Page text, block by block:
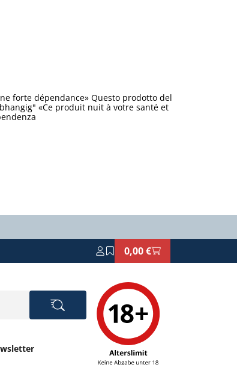
forte dépendance» Questo prodotto del
«Ce produit nuit à votre santé et
0,00 €